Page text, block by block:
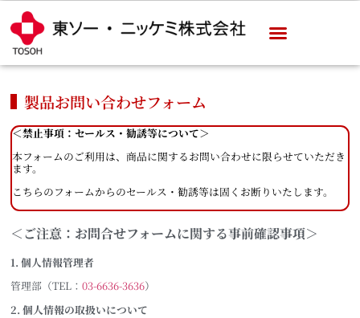
製品お問い合わせフォーム
＜禁止事項：セールス・勧誘等について＞
本フォームのご利用は、商品に関するお問い合わせに限らせていただき
ます。
こちらのフォームからのセールス・勧誘等は固くお断りいたします。
＜ご注意：お問合せフォームに関する事前確認事項＞
1.個人情報管理者
管理部（TEL：03-6636-3636）
2.個人情報の取扱いについて